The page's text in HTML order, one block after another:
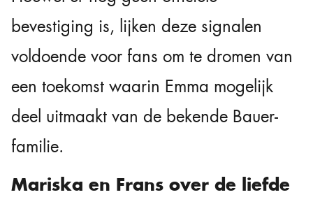
bevestiging is, lijken deze signalen
voldoende voor fans om te dromen van
een toekomst waarin Emma mogelijk
deel uitmaakt van de bekende Bauer-
familie.
Mariska en Frans over de liefde